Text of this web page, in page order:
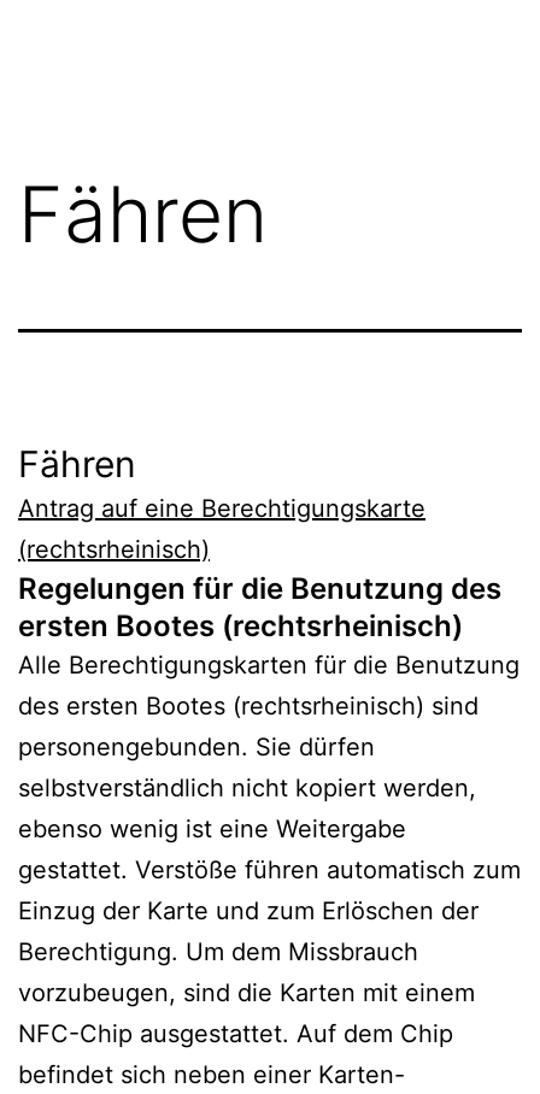
Fähren
Fähren
Antrag auf eine Berechtigungskarte
(rechtsrheinisch)
Regelungen für die Benutzung des
ersten Bootes (rechtsrheinisch)
Alle Berechtigungskarten für die Benutzung
des ersten Bootes (rechtsrheinisch) sind
personengebunden. Sie dürfen
selbstverständlich nicht kopiert werden,
ebenso wenig ist eine Weitergabe
gestattet. Verstöße führen automatisch zum
Einzug der Karte und zum Erlöschen der
Berechtigung. Um dem Missbrauch
vorzubeugen, sind die Karten mit einem
NFC-Chip ausgestattet. Auf dem Chip
befindet sich neben einer Karten-